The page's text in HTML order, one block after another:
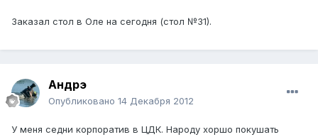
Заказал стол в Оле на сегодня (стол №31).
Андрэ
Опубликовано 14 Декабря 2012
У меня седни корпоратив в ЦДК. Народу хоршо покушать